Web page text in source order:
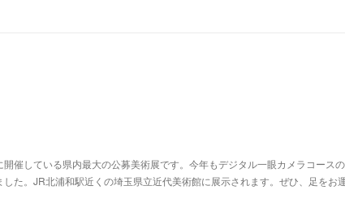
開催している県内最大の公募美術展です。今年もデジタル一眼カメラコース
した。JR北浦和駅近くの埼玉県立近代美術館に展示されます。ぜひ、足をお